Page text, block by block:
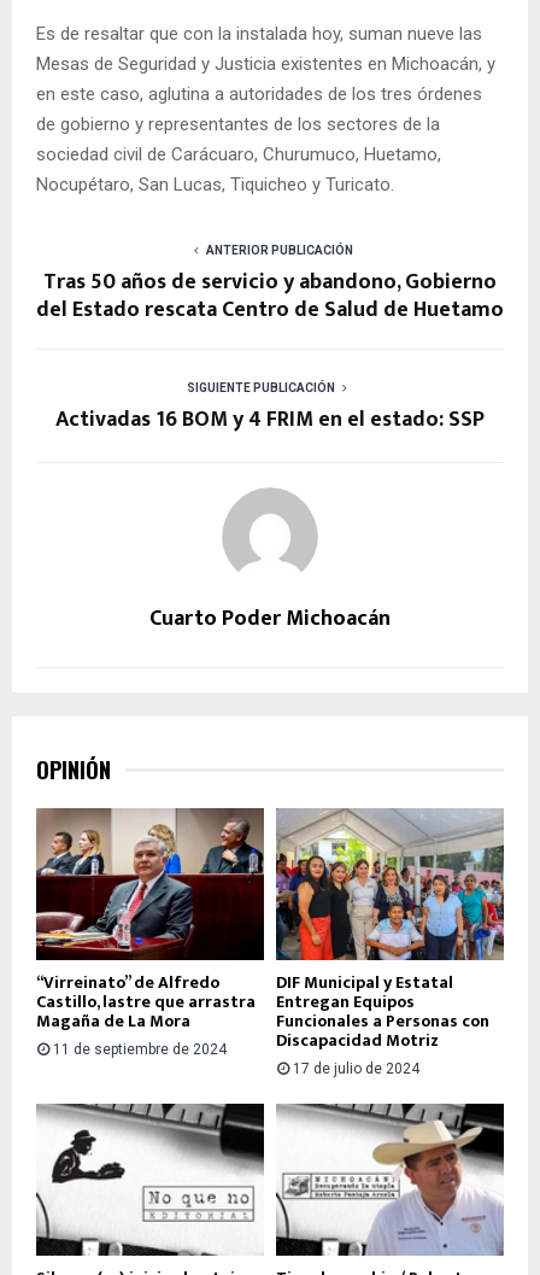
Es de resaltar que con la instalada hoy, suman nueve las
Mesas de Seguridad y Justicia existentes en Michoacán, y
en este caso, aglutina a autoridades de los tres órdenes
de gobierno y representantes de los sectores de la
sociedad civil de Carácuaro, Churumuco, Huetamo,
Nocupétaro, San Lucas, Tiquicheo y Turicato.
ANTERIOR PUBLICACIÓN
Tras 50 años de servicio y abandono, Gobierno
del Estado rescata Centro de Salud de Huetamo
SIGUIENTE PUBLICACIÓN
Activadas 16 BOM y 4 FRIM en el estado: SSP
Cuarto Poder Michoacán
OPINIÓN
“Virreinato” de Alfredo
Castillo, lastre que arrastra
Magaña de La Mora
11 de septiembre de 2024
DIF Municipal y Estatal
Entregan Equipos
Funcionales a Personas con
Discapacidad Motriz
17 de julio de 2024